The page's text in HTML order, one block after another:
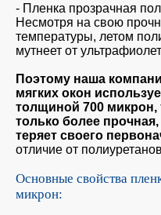
- Пленка прозрачная
Несмотря на свою
температуры, летом
мутнеет от
Поэтому наша
мягких окон
толщиной 700 микрон,
только более
теряет своего
отличие от
Основные свойства
микрон: